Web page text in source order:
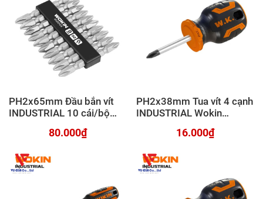
PH2x65mm Đầu bắn vít
INDUSTRIAL 10 cái/bộ
80.000₫
PH2x38mm Tua vít 4 cạnh
INDUSTRIAL Wokin
16.000₫